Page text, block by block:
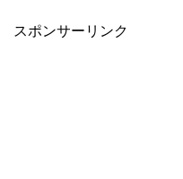
スポンサーリンク